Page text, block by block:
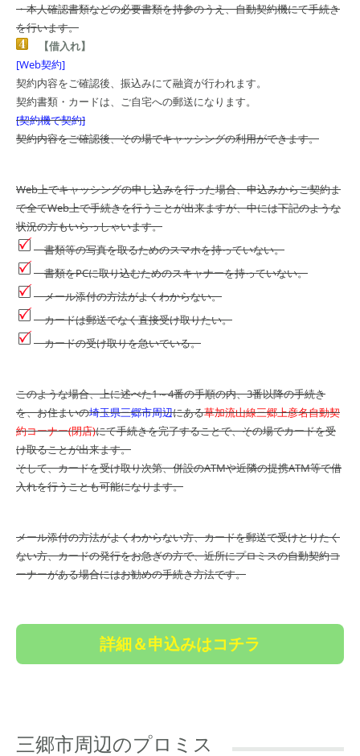
・本人確認書類などの必要書類を持参のうえ、自動契約機にて手続き
を行います。
【借入れ】
[Web契約]
契約内容をご確認後、振込みにて融資が行われます。
契約書類・カードは、ご自宅への郵送になります。
[契約機で契約]
契約内容をご確認後、その場でキャッシングの利用ができます。
Web上でキャッシングの申し込みを行った場合、申込みからご契約ま
で全てWeb上で手続きを行うことが出来ますが、中には下記のような
状況の方もいらっしゃいます。
書類等の写真を取るためのスマホを持っていない。
書類をPCに取り込むためのスキャナーを持っていない。
メール添付の方法がよくわからない。
カードは郵送でなく直接受け取りたい。
カードの受け取りを急いでいる。
このような場合、上に述べた1～4番の手順の内、3番以降の手続き
を、お住まいの埼玉県三郷市周辺にある草加流山線三郷上彦名自動契
約コーナー(閉店)にて手続きを完了することで、その場でカードを受
け取ることが出来ます。
そして、カードを受け取り次第、併設のATMや近隣の提携ATM等で借
入れを行うことも可能になります。
メール添付の方法がよくわからない方、カードを郵送で受けとりたく
ない方、カードの発行をお急ぎの方で、近所にプロミスの自動契約コ
ーナーがある場合にはお勧めの手続き方法です。
詳細＆申込みはコチラ
三郷市周辺のプロミス